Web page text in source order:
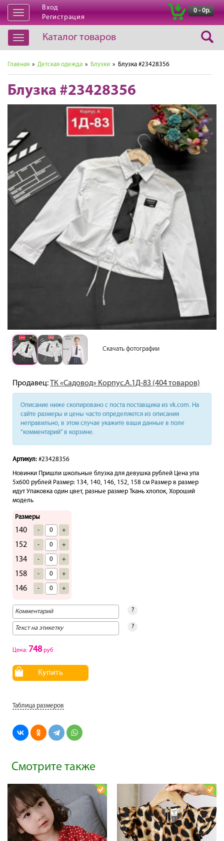
Открыть
навигацию
Вход
Регистрация
0 - 0р.
Открыть
навигацию
Каталог товаров
Главная » Детская одежда » Блузки » Блузка #23428356
Блузка #23428356
Скачать фотографии
Продавец:ТК «Садовод» Корпус.А.1Д-83 (404 товаров)
Описание ниже скопировано с поста поставщика из vk.com. На
сайте размеры и цены часто определяются из описания
неправильно, в этом случае укажите ваши данные в поле
“комментарий” в корзине.
Артикул: #23428356
Новинки Пришли школьные блузка для девушка рублей Цена упа
5х600 рублей Размер: 134, 140, 146, 152, 158 см Размер в размер
идут Упаковка один цвет, разные размер Ткань хлопок, Хороший
модель
Размеры
140 - +
152 - +
134 - +
158 - +
146 - +
?
?
Цена: 748руб
Купить
Таблица размеров
Смотрите также